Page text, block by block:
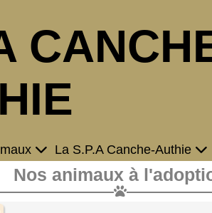
La S.P.A Canche-Authie
Nos animaux à